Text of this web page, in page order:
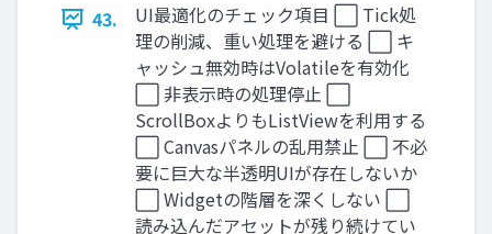
43.
UI最適化のチェック項目 ⬜ Tick処
理の削減、重い処理を避ける ⬜ キ
ャッシュ無効時はVolatileを有効化
⬜ 非表示時の処理停止 ⬜
ScrollBoxよりもListViewを利用する
⬜ Canvasパネルの乱用禁止 ⬜ 不必
要に巨大な半透明UIが存在しないか
⬜ Widgetの階層を深くしない ⬜
読み込んだアセットが残り続けてい